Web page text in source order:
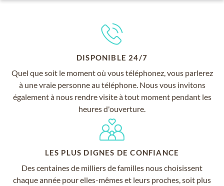
DISPONIBLE 24/7
Quel que soit le moment où vous téléphonez, vous parlerez
à une vraie personne au téléphone. Nous vous invitons
également à nous rendre visite à tout moment pendant les
heures d'ouverture.
LES PLUS DIGNES DE CONFIANCE
Des centaines de milliers de familles nous choisissent
chaque année pour elles-mêmes et leurs proches, soit plus